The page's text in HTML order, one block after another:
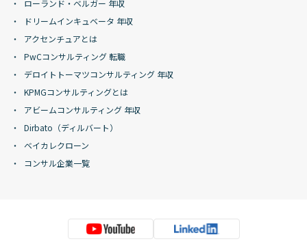
ローランド・ベルガー 年収
ドリームインキュベータ 年収
アクセンチュアとは
PwCコンサルティング 転職
デロイトトーマツコンサルティング 年収
KPMGコンサルティングとは
アビームコンサルティング 年収
Dirbato（ディルバート）
ベイカレクローン
コンサル企業一覧